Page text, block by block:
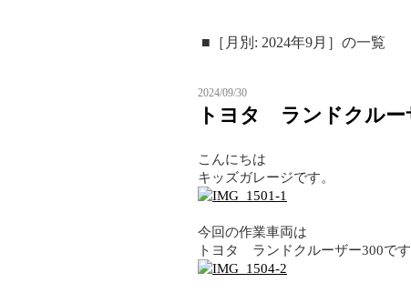
■［月別: 2024年9月］の一覧
2024/09/30
トヨタ ランドクルー
こんにちは
キッズガレージです。
今回の作業車両は
トヨタ ランドクルーザー300です